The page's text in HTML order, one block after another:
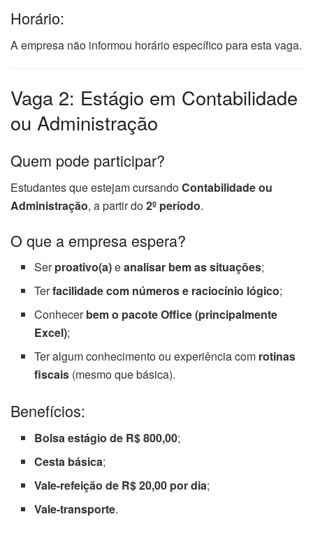
Horário:
A empresa não informou horário específico para esta vaga.
Vaga 2: Estágio em Contabilidade
ou Administração
Quem pode participar?
Estudantes que estejam cursandoContabilidade ou
Administração, a partir do2º período.
O que a empresa espera?
Serproativo(a)eanalisar bem as situações;
Terfacilidade com números e raciocínio lógico;
Conhecerbem o pacote Office (principalmente
Excel);
Ter algum conhecimento ou experiência com rotinas
fiscais (mesmo que básica).
Benefícios:
Bolsa estágio de R$ 800,00;
Cesta básica;
Vale-refeição de R$ 20,00 por dia;
Vale-transporte.